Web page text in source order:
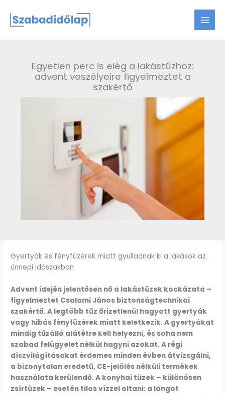
content
Egyetlen perc is elég a lakástűzhöz:
advent veszélyeire figyelmeztet a
szakértő
Gyertyák és fényfüzérek miatt gyulladnak ki a lakások az
ünnepi időszakban
Advent idején jelentősen nő a lakástüzek kockázata –
figyelmeztet Csalami János biztonságtechnikai
szakértő. A legtöbb tűz őrizetlenül hagyott gyertyák
vagy hibás fényfüzérek miatt keletkezik. A gyertyákat
mindig tűzálló alátétre kell helyezni, és soha nem
szabad felügyelet nélkül hagyni azokat. A régi
díszvilágításokat érdemes minden évben átvizsgálni,
a bizonytalan eredetű, CE-jelölés nélküli termékek
használata kerülendő. A konyhai tüzek – különösen
zsírtüzek – esetén tilos vízzel oltani: a lángot